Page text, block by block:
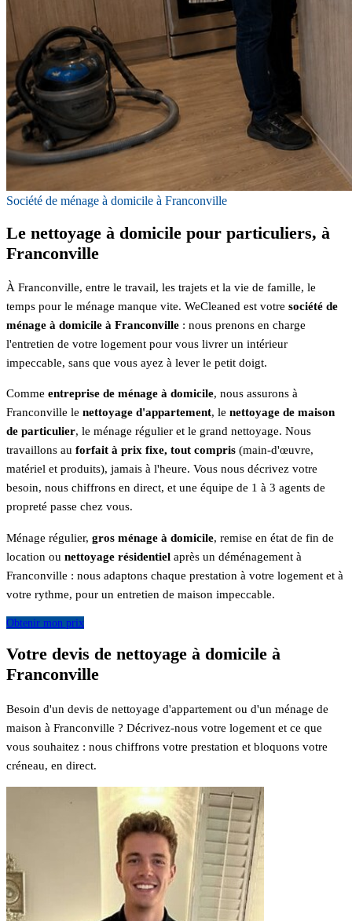
Société de ménage à domicile à Franconville
Le nettoyage à domicile pour particuliers, à
Franconville
À Franconville, entre le travail, les trajets et la vie de famille, le
temps pour le ménage manque vite. WeCleaned est votre société de
ménage à domicile à Franconville : nous prenons en charge
l'entretien de votre logement pour vous livrer un intérieur
impeccable, sans que vous ayez à lever le petit doigt.
Comme entreprise de ménage à domicile, nous assurons à
Franconville le nettoyage d'appartement, le nettoyage de maison
de particulier, le ménage régulier et le grand nettoyage. Nous
travaillons au forfait à prix fixe, tout compris (main-d'œuvre,
matériel et produits), jamais à l'heure. Vous nous décrivez votre
besoin, nous chiffrons en direct, et une équipe de 1 à 3 agents de
propreté passe chez vous.
Ménage régulier, gros ménage à domicile, remise en état de fin de
location ou nettoyage résidentiel après un déménagement à
Franconville : nous adaptons chaque prestation à votre logement et à
votre rythme, pour un entretien de maison impeccable.
Obtenir mon prix
Votre devis de nettoyage à domicile à
Franconville
Besoin d'un devis de nettoyage d'appartement ou d'un ménage de
maison à Franconville ? Décrivez-nous votre logement et ce que
vous souhaitez : nous chiffrons votre prestation et bloquons votre
créneau, en direct.